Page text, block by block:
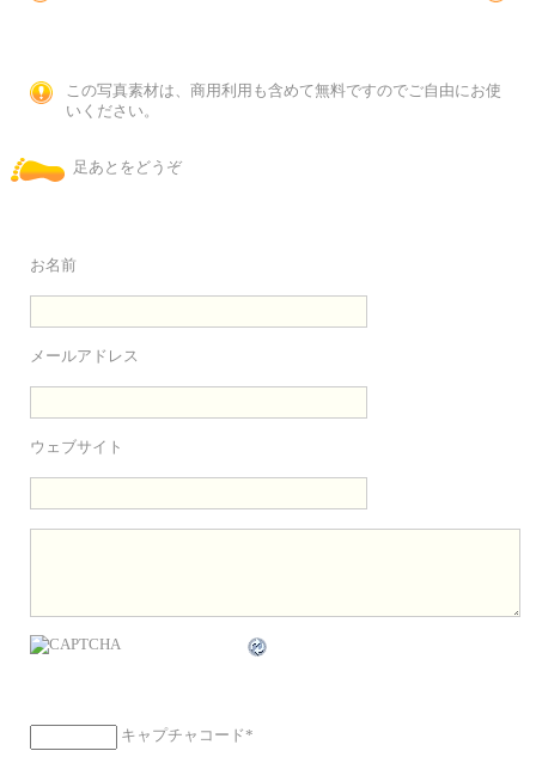
この写真素材は、商用利用も含めて無料ですのでご自由にお使
いください。
足あとをどうぞ
お名前
メールアドレス
ウェブサイト
キャプチャコード *